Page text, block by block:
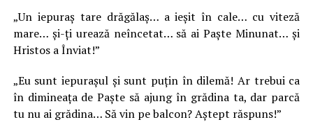
„Un iepuraș tare drăgălaș… a ieșit în cale… cu viteză
mare… și-ți urează neîncetat… să ai Paște Minunat… și
Hristos a Înviat!”
„Eu sunt iepurașul și sunt puțin în dilemă! Ar trebui ca
în dimineața de Paște să ajung în grădina ta, dar parcă
tu nu ai grădina… Să vin pe balcon? Aștept răspuns!”